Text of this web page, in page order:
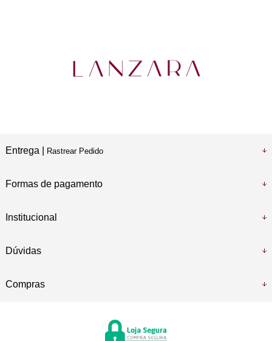
Entrega | Rastrear Pedido
Formas de pagamento
Institucional
Dúvidas
Compras